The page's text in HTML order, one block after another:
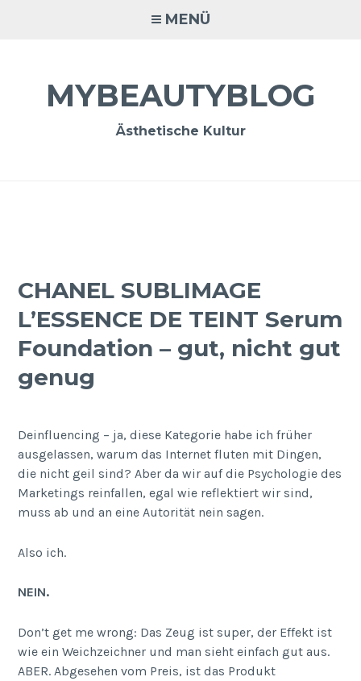
MENÜ
MYBEAUTYBLOG
Ästhetische Kultur
CHANEL SUBLIMAGE
L’ESSENCE DE TEINT Serum
Foundation – gut, nicht gut
genug
Deinfluencing – ja, diese Kategorie habe ich früher
ausgelassen, warum das Internet fluten mit Dingen,
die nicht geil sind? Aber da wir auf die Psychologie des
Marketings reinfallen, egal wie reflektiert wir sind,
muss ab und an eine Autorität nein sagen.
Also ich.
NEIN.
Don’t get me wrong: Das Zeug ist super, der Effekt ist
wie ein Weichzeichner und man sieht einfach gut aus.
ABER. Abgesehen vom Preis, ist das Produkt